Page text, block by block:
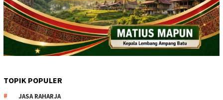
TOPIK POPULER
JASA RAHARJA